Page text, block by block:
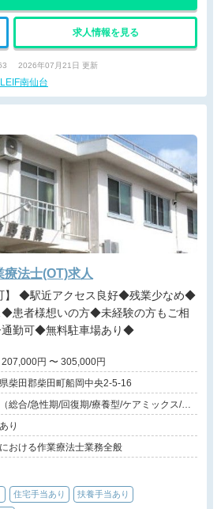
求人情報を見る
2026年07月21日 更新
南仙台
法士(OT)求人
め◆
◆患者様想いの方◆未経験の方もご相
勤可◆無料駐車場あり◆
月給 207,000円 〜 305,000円
柴田郡柴田町船岡中央2-5-16
総合/急性期/回復期/療養型/ケアミックス/外
その他（その他）
り
おける作業療法士業務全般
住宅手当あり 扶養手当あり